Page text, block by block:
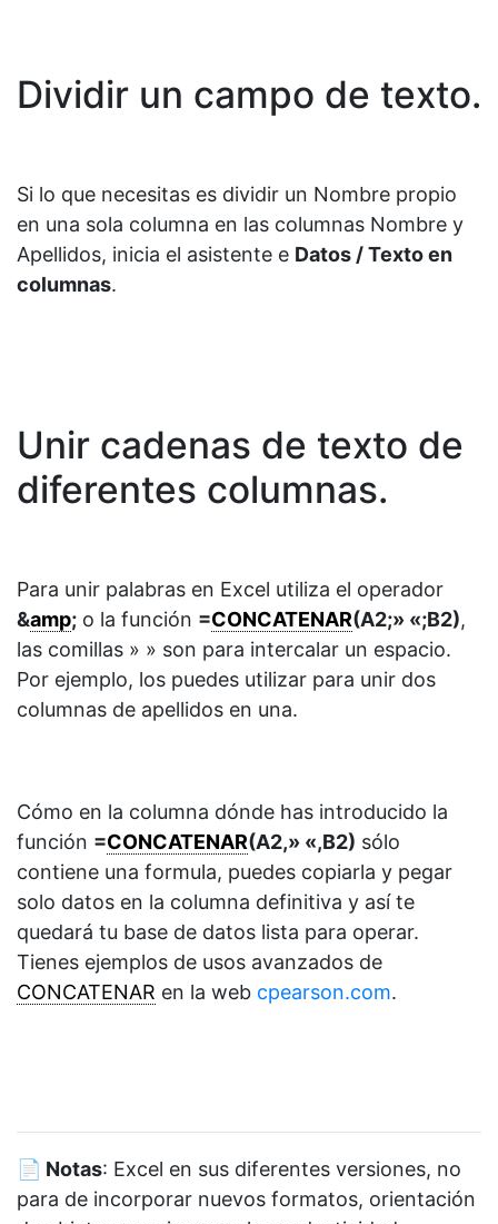
Dividir un campo de texto.
Si lo que necesitas es dividir un Nombre propio
en una sola columna en las columnas Nombre y
Apellidos, inicia el asistente e Datos / Texto en
columnas.
Unir cadenas de texto de
diferentes columnas.
Para unir palabras en Excel utiliza el operador
&amp; o la función =CONCATENAR(A2;» «;B2),
las comillas » » son para intercalar un espacio.
Por ejemplo, los puedes utilizar para unir dos
columnas de apellidos en una.
Cómo en la columna dónde has introducido la
función =CONCATENAR(A2,» «,B2) sólo
contiene una formula, puedes copiarla y pegar
solo datos en la columna definitiva y así te
quedará tu base de datos lista para operar.
Tienes ejemplos de usos avanzados de
CONCATENAR en la web cpearson.com.
📄 Notas: Excel en sus diferentes versiones, no
para de incorporar nuevos formatos, orientación